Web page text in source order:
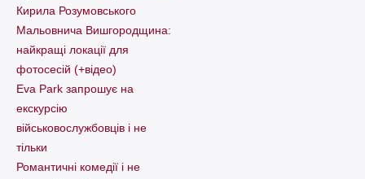
Кирила Розумовського
Мальовнича Вишгородщина:
найкращі локації для
фотосесій (+відео)
Eva Park запрошує на
екскурсію
військовослужбовців і не
тільки
Романтичні комедії і не